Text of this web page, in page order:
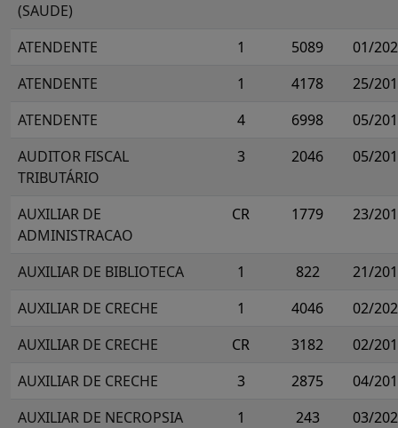
(SAUDE)
ATENDENTE 1 5089
01/
ATENDENTE
1 4178
25/
ATENDENTE
4 6998
05/
AUDITOR FISCAL
TRIBUTÁRIO
3 2046 05/
AUXILIAR DE
ADMINISTRACAO
CR 1779 23/
AUXILIAR DE BIBLIOTECA 1 822
21/
AUXILIAR DE CRECHE
1 4046
02/
AUXILIAR DE CRECHE
CR 3182
02/
AUXILIAR DE CRECHE
3 2875
04/
AUXILIAR DE NECROPSIA
1 243
03/